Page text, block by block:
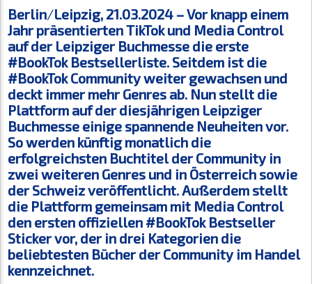
Berlin/Leipzig, 21.03.2024 – Vor knapp einem
Jahr präsentierten TikTok und Media Control
auf der Leipziger Buchmesse die erste
#BookTok Bestsellerliste. Seitdem ist die
#BookTok Community weiter gewachsen und
deckt immer mehr Genres ab. Nun stellt die
Plattform auf der diesjährigen Leipziger
Buchmesse einige spannende Neuheiten vor.
So werden künftig monatlich die
erfolgreichsten Buchtitel der Community in
zwei weiteren Genres und in Österreich sowie
der Schweiz veröffentlicht. Außerdem stellt
die Plattform gemeinsam mit Media Control
den ersten offiziellen #BookTok Bestseller
Sticker vor, der in drei Kategorien die
beliebtesten Bücher der Community im Handel
kennzeichnet.